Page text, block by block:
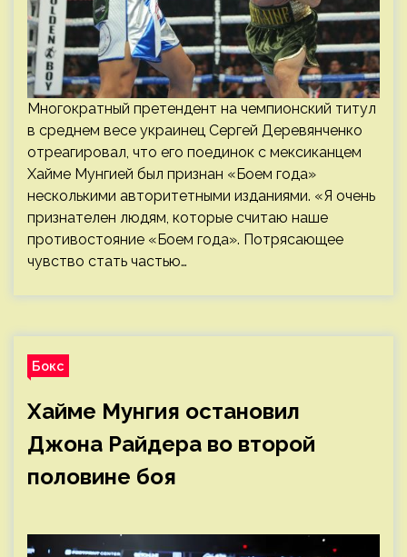
Многократный претендент на чемпионский титул
в среднем весе украинец Сергей Деревянченко
отреагировал, что его поединок с мексиканцем
Хайме Мунгией был признан «Боем года»
несколькими авторитетными изданиями. «Я очень
признателен людям, которые считаю наше
противостояние «Боем года». Потрясающее
чувство стать частью…
Бокс
Хайме Мунгия остановил
Джона Райдера во второй
половине боя